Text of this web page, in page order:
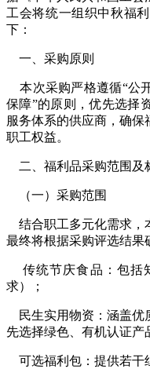
工会将统一组织中秋福
下：
一、采购原则
本次采购严格遵循“公
保障”的原则，优先选择
服务体系的供应商，确
职工权益。
二、福利品采购范围及
（一）采购范围
结合职工多元化需求，
最终将根据采购评选结果
传统节庆食品：包括
求）；
民生实用物资：涵盖优
先选择绿色、有机认证产
可选福利包：提供若干